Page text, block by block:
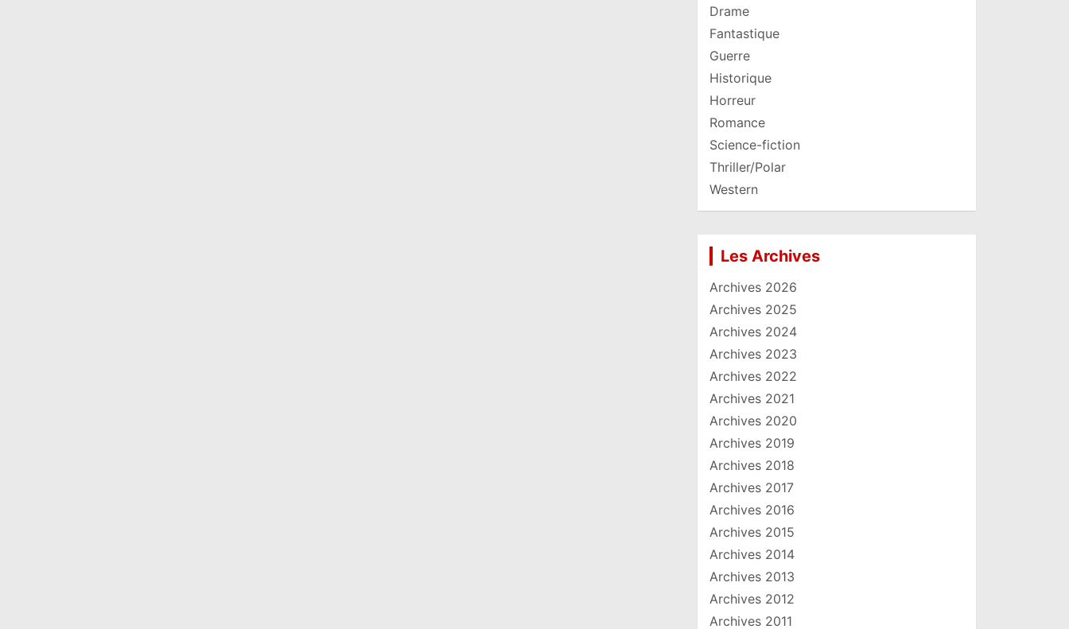
Drame
Fantastique
Guerre
Historique
Horreur
Romance
Science-fiction
Thriller/Polar
Western
Les Archives
Archives 2026
Archives 2025
Archives 2024
Archives 2023
Archives 2022
Archives 2021
Archives 2020
Archives 2019
Archives 2018
Archives 2017
Archives 2016
Archives 2015
Archives 2014
Archives 2013
Archives 2012
Archives 2011